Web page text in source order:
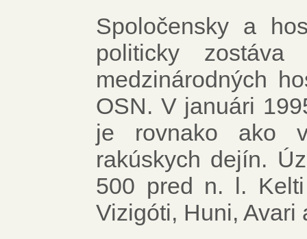
Spoločensky a
politicky
medzinárodných
OSN. V januári
je rovnako ako
rakúskych dejín.
500 pred n. l.
Vizigóti, Huni, Avari